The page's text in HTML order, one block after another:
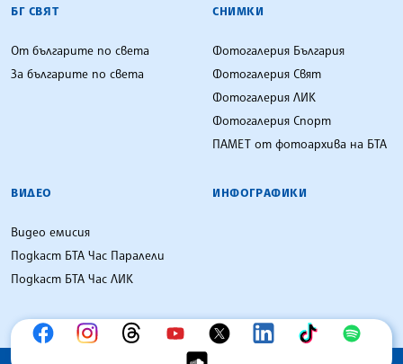
БГ СВЯТ
От българите по света
За българите по света
СНИМКИ
Фотогалерия България
Фотогалерия Свят
Фотогалерия ЛИК
Фотогалерия Спорт
ПАМЕТ от фотоархива на БТА
ВИДЕО
Видео емисия
Подкаст БТА Час Паралели
Подкаст БТА Час ЛИК
ИНФОГРАФИКИ